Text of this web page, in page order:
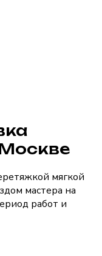
мягкой
мастера на
работ и